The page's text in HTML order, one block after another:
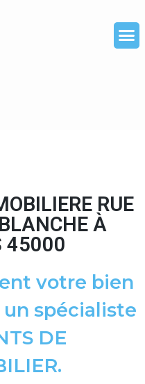
RUE
À
45000
votre bien
spécialiste
DE